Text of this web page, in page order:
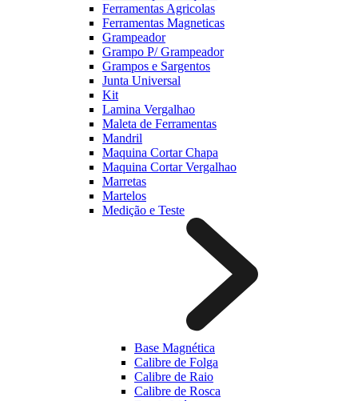
Ferramentas Agricolas
Ferramentas Magneticas
Grampeador
Grampo P/ Grampeador
Grampos e Sargentos
Junta Universal
Kit
Lamina Vergalhao
Maleta de Ferramentas
Mandril
Maquina Cortar Chapa
Maquina Cortar Vergalhao
Marretas
Martelos
Medição e Teste
Base Magnética
Calibre de Folga
Calibre de Raio
Calibre de Rosca